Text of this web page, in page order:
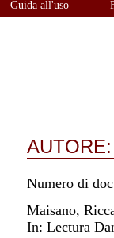
Guida all'uso
Numero di
Maisano,
In: Lectura